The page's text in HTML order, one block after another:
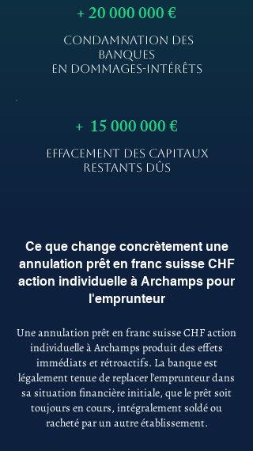
+20 000 000€
CONDAMNATION DES
BANQUES
EN DOMMAGES-INTÉRÊTS
+ 15 000 000€
EFFACEMENT DES CAPITAUX
RESTANTS DÛS
Ce que change concrètement une
annulation prêt en franc suisse CHF
action individuelle à Archamps pour
l'emprunteur
Une annulation prêt en franc suisse CHF action
individuelle à Archamps produit des effets
immédiats et rétroactifs. La banque est
légalement tenue de replacer l'emprunteur dans
sa situation financière initiale, que le prêt soit
toujours en cours, intégralement soldé ou
racheté par un autre établissement.